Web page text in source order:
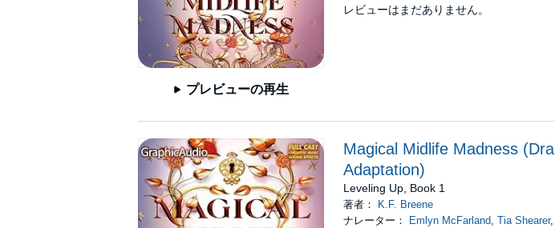
I have a chance to start again, and this time, I make the rules.
©2020 Hazy Dawn Press, Inc (P)2020 Hazy Dawn Press, Inc
プレビューの再生
レビューはまだありません。
Magical Midlife Madness
Adaptation)
Leveling Up, Book 1
著者：
K.F. Breene
ナレーター：
Emlyn McFarland, Tia Shearer,